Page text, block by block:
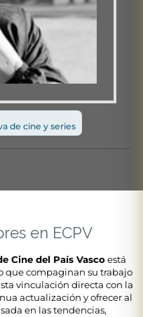
de cine y series
en ECPV
Cine del País Vascoestá
que compaginan su trabajo
vinculación directa con la
actualización y ofrecer al
en las tendencias,